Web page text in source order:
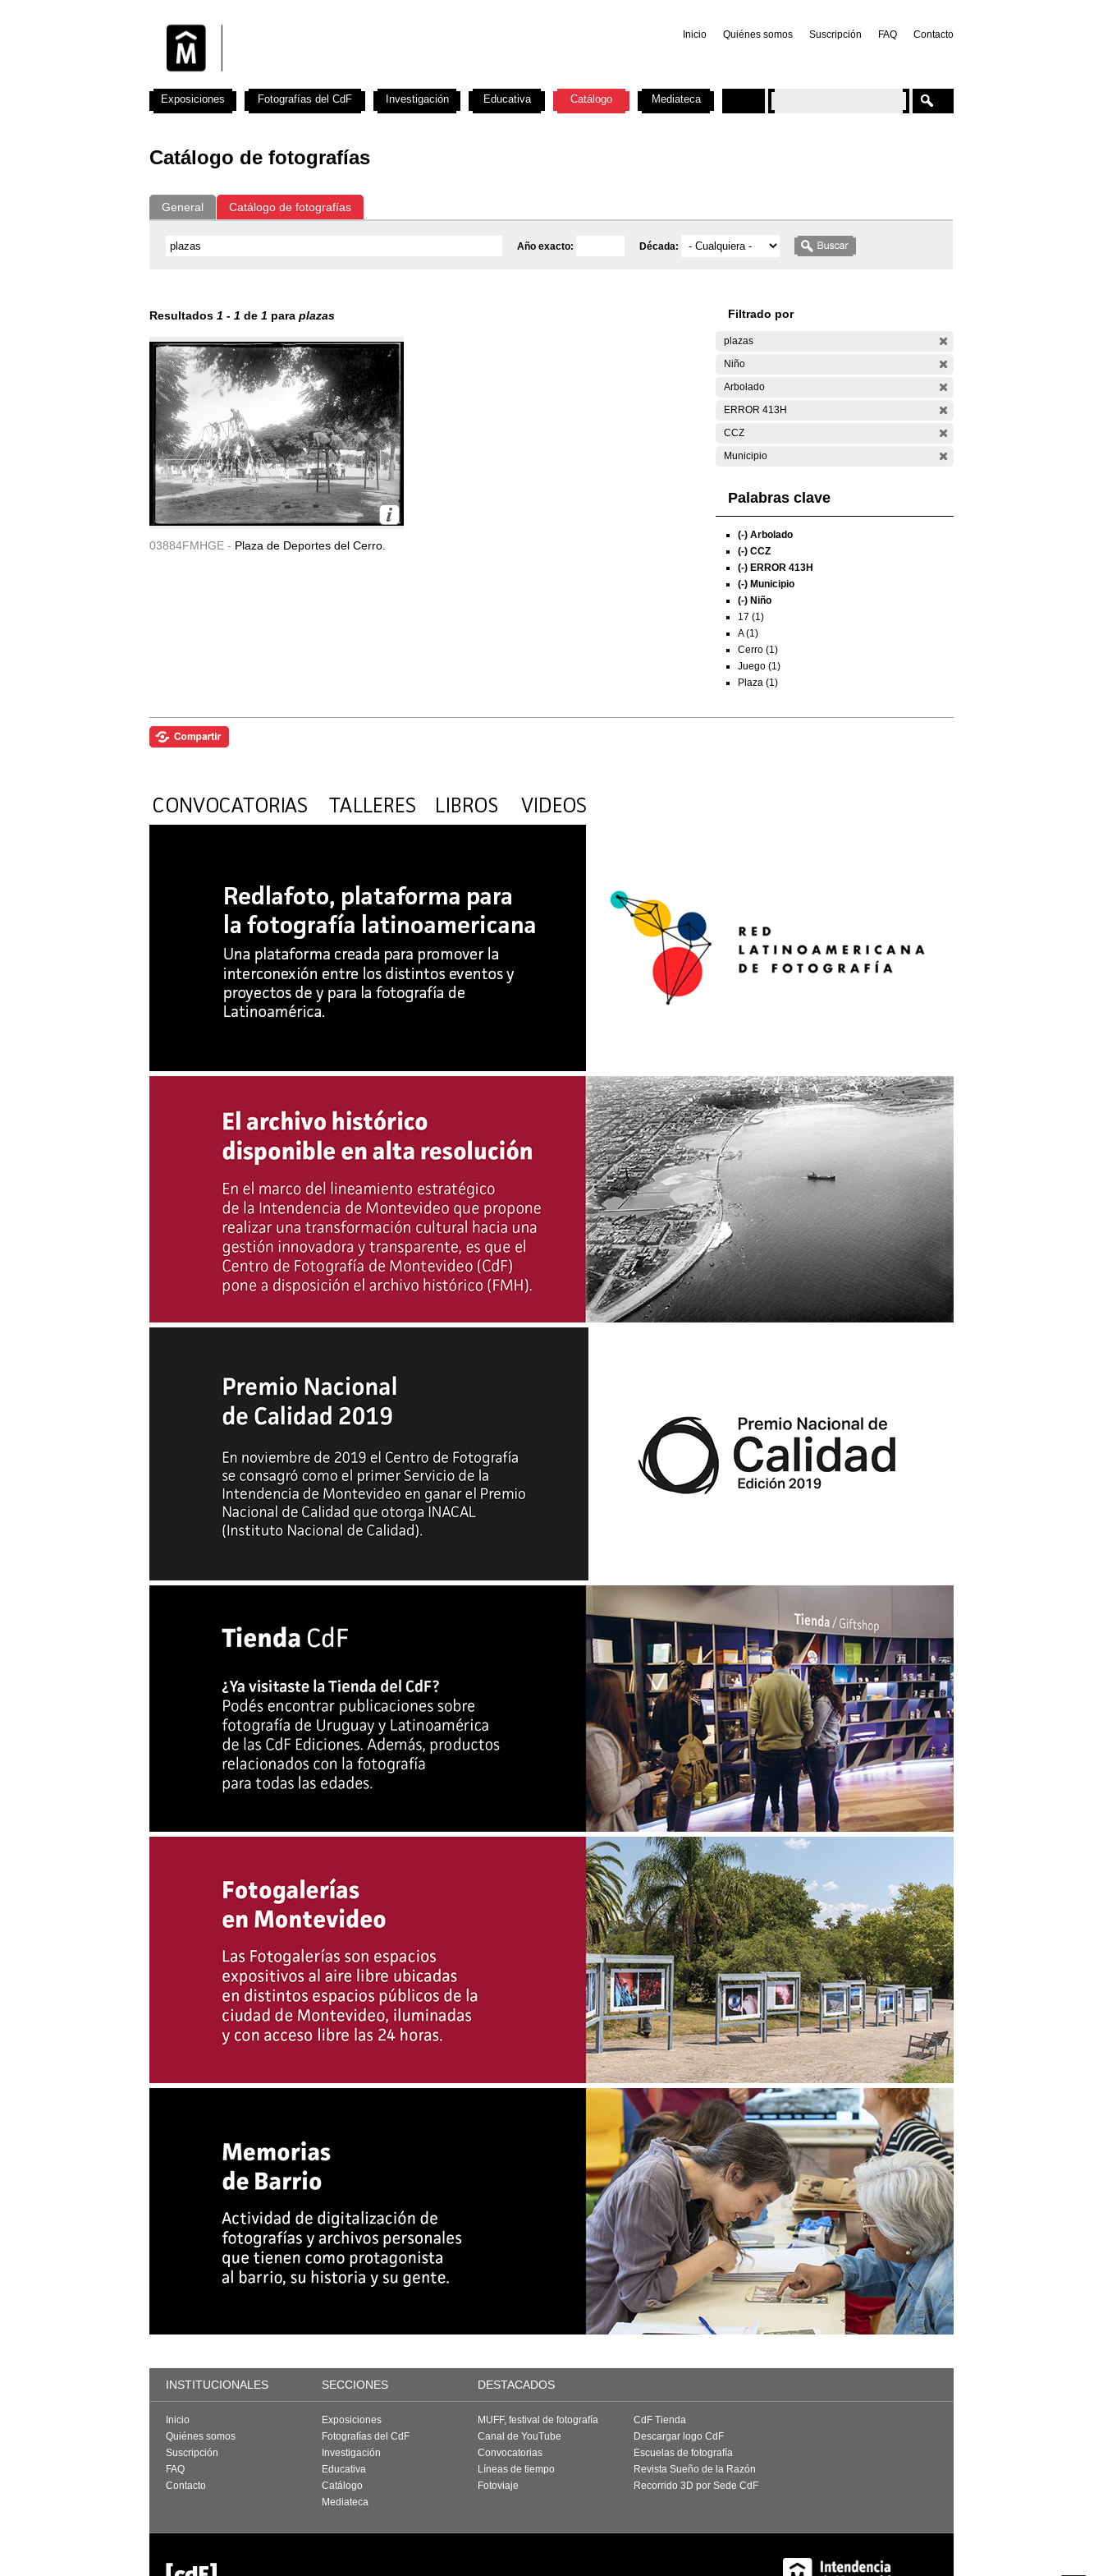
Inicio Quiénes somos Suscripción FAQ Contacto
Catálogo de fotografías
General Catálogo de fotografías
Año exacto: Década:
Resultados 1 - 1 de 1 para plazas
03884FMHGE - Plaza de Deportes del Cerro.
Filtrado por
plazas
Niño
Arbolado
ERROR 413H
CCZ
Municipio
Palabras clave
(-) Arbolado
(-) CCZ
(-) ERROR 413H
(-) Municipio
(-) Niño
17 (1)
A (1)
Cerro (1)
Juego (1)
Plaza (1)
Exposiciones Fotografías del CdF Investigación Educativa Catálogo Mediateca
INSTITUCIONALES SECCIONES DESTACADOS
Inicio
Quiénes somos
Suscripción
FAQ
Contacto
Exposiciones
Fotografías del CdF
Investigación
Educativa
Catálogo
Mediateca
MUFF, festival de fotografía
Canal de YouTube
Convocatorias
Líneas de tiempo
Fotoviaje
CdF Tienda
Descargar logo CdF
Escuelas de fotografía
Revista Sueño de la Razón
Recorrido 3D por Sede CdF